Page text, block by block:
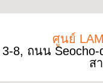
ศูนย์
3-8, ถนน Seocho-
ส